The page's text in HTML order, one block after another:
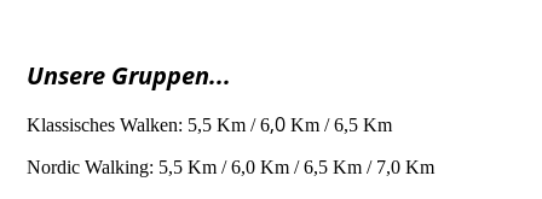
Unsere Gruppen...
Klassisches Walken: 5,5 Km / 6,0Km / 6,5 Km
Nordic Walking: 5,5 Km / 6,0 Km / 6,5 Km / 7,0 Km